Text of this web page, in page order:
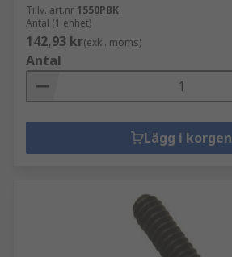
Tillv. art.nr 1550PBK
Antal (1 enhet)
142,93 kr(exkl. moms)
Antal
Lägg i korgen